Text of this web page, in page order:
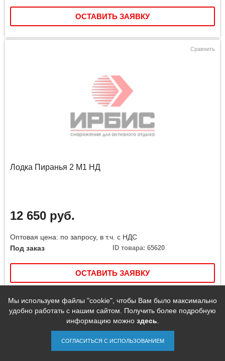
ОСТАВИТЬ ЗАЯВКУ
Сравнить
Лодка Пиранья 2 М1 НД
12 650 руб.
Оптовая цена: по запросу, в т.ч. с НДС
Под заказ
ID товара: 65620
ОСТАВИТЬ ЗАЯВКУ
Сравнить
Мы используем файлы "cookie", чтобы Вам было максимально
удобно работать с нашим сайтом. Получить более подробную
информацию можно здесь
СОГЛАСИТЬСЯ С ИСПОЛЬЗОВАНИЕМ